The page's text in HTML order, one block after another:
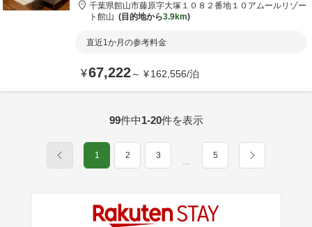
千葉県館山市藤原字大塚１０８２番地１０ アムールリゾー
ト館山
目的地から3.9km
直近1か月の参考料金
¥67,222～ ¥162,556/泊
99件中1-20件を表示
1 2 3
…
5